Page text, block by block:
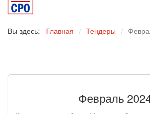
Вы здесь: Главная / Тендеры /
Февраль